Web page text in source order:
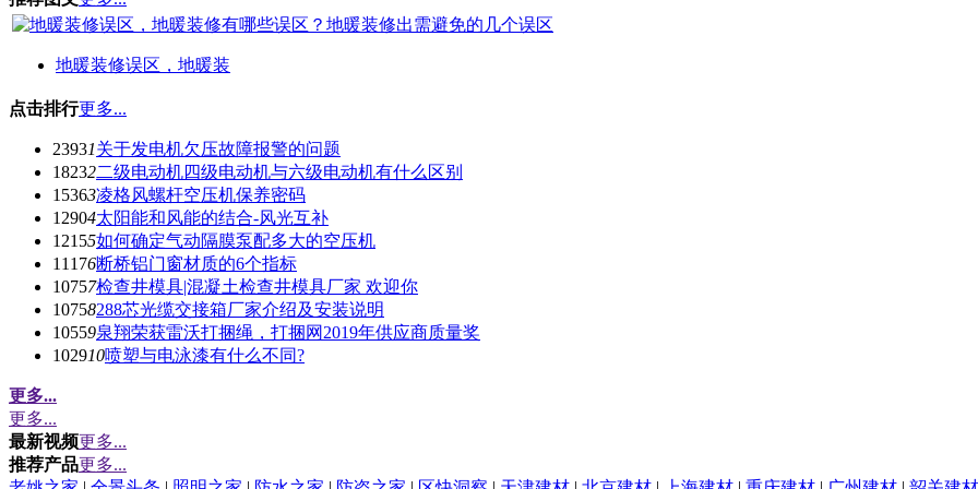
地暖装修误区，地暖装
点击排行更多...
23931关于发电机欠压故障报警的问题
18232二级电动机四级电动机与六级电动机有什么区别
15363凌格风螺杆空压机保养密码
12904太阳能和风能的结合-风光互补
12155如何确定气动隔膜泵配多大的空压机
11176断桥铝门窗材质的6个指标
10757检查井模具|混凝土检查井模具厂家 欢迎你
10758288芯光缆交接箱厂家介绍及安装说明
10559泉翔荣获雷沃打捆绳，打捆网2019年供应商质量奖
102910喷塑与电泳漆有什么不同?
更多...
更多...
最新视频更多...
推荐产品更多...